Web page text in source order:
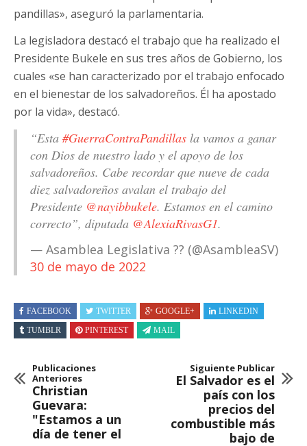
pandillas», aseguró la parlamentaria.
La legisladora destacó el trabajo que ha realizado el
Presidente Bukele en sus tres años de Gobierno, los
cuales «se han caracterizado por el trabajo enfocado
en el bienestar de los salvadoreños. Él ha apostado
por la vida», destacó.
“Esta #GuerraContraPandillas la vamos a ganar
con Dios de nuestro lado y el apoyo de los
salvadoreños. Cabe recordar que nueve de cada
diez salvadoreños avalan el trabajo del
Presidente @nayibbukele. Estamos en el camino
correcto”, diputada @AlexiaRivasG1.
— Asamblea Legislativa ?? (@AsambleaSV)
30 de mayo de 2022
FACEBOOK TWITTER GOOGLE+
LINKEDIN
TUMBLR
PINTEREST MAIL
Publicaciones
Anteriores
Christian
Guevara:
"Estamos a un
día de tener el
Siguiente Publicar
El Salvador es el
país con los
precios del
combustible más
bajo de